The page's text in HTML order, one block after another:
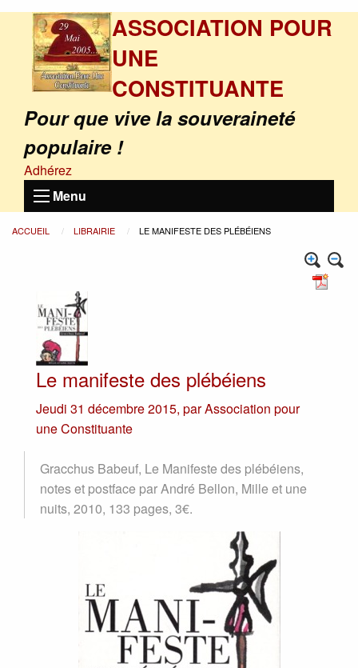
ASSOCIATION POUR
UNE
CONSTITUANTE
Pour que vive la souveraineté
populaire !
Adhérez
Menu
ACCUEIL LIBRAIRIE LE MANIFESTE DES PLÉBÉIENS
Le manifeste des plébéiens
Jeudi 31 décembre 2015, parAssociation pour
une Constituante
Gracchus Babeuf, Le Manifeste des plébéiens,
notes et postface par André Bellon, Mille et une
nuits, 2010, 133 pages, 3€.